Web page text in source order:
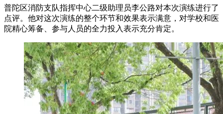
普陀区消防支队指挥中心二级助理员李公路对本次演练进行了
点评。他对这次演练的整个环节和效果表示满意，对学校和医
院精心筹备、参与人员的全力投入表示充分肯定。